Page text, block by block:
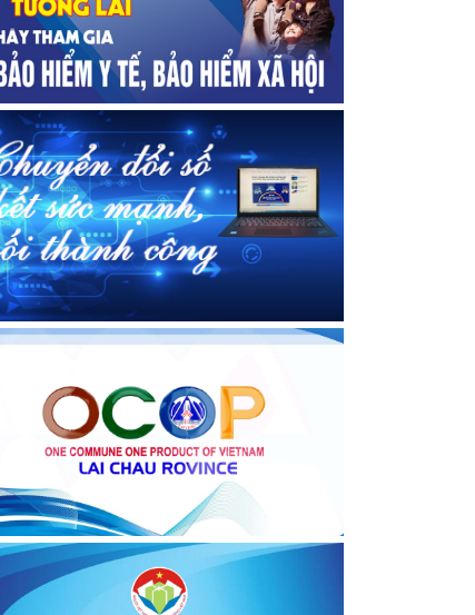
GBP
34,396.87
35,857.16
AUD
17,998.42 18,180.23 18,762.53